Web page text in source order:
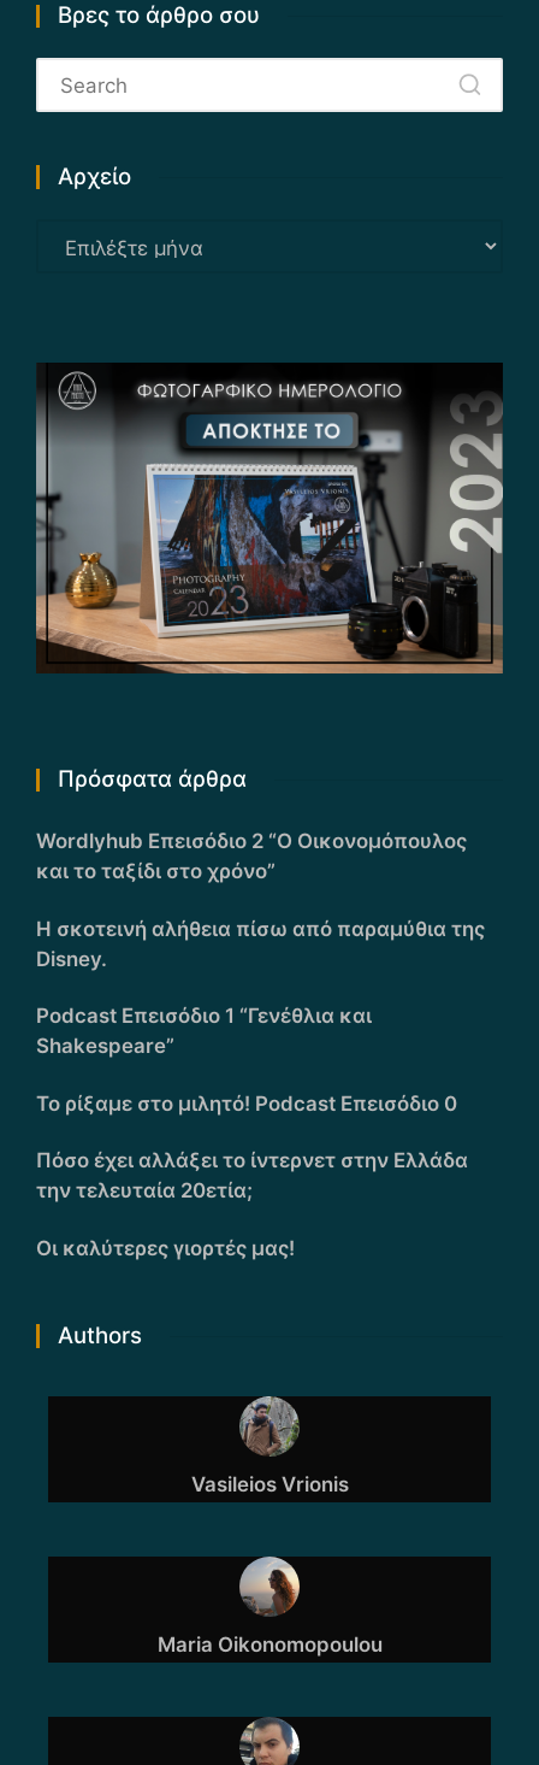
Βρες το άρθρο σου
Αρχείο
Αρχείο
Πρόσφατα άρθρα
Wordlyhub Επεισόδιο 2 “Ο Οικονομόπουλος
και το ταξίδι στο χρόνο”
Η σκοτεινή αλήθεια πίσω από παραμύθια της
Disney.
Podcast Επεισόδιο 1 “Γενέθλια και
Shakespeare”
Το ρίξαμε στο μιλητό! Podcast Επεισόδιο 0
Πόσο έχει αλλάξει το ίντερνετ στην Ελλάδα
την τελευταία 20ετία;
Οι καλύτερες γιορτές μας!
Authors
Vasileios Vrionis
Maria Oikonomopoulou